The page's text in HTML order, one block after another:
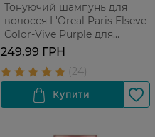
Тонуючий шампунь для
волосся L'Oreal Paris Elseve
Color-Vive Purple для
освітленого та
мелірованого волосся 1 шт
249,99 ГРН